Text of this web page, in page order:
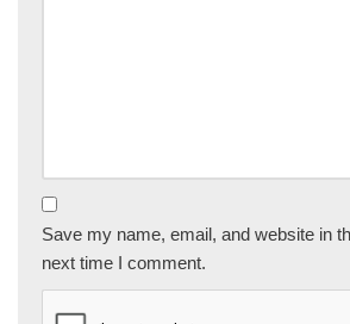
Save my name, email, and website in
next time I comment.